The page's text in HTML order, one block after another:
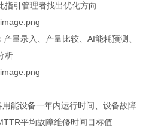
指引管理者找出优化方向
产量录入、产量比较、AI能耗预测、
析
用能设备一年内运行时间、设备故障
平均故障维修时间目标值